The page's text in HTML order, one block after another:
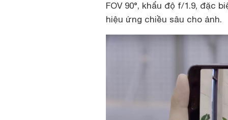
FOV 90°, khẩu độ f/1.9, đặc
hiệu ứng chiều sâu cho ảnh.